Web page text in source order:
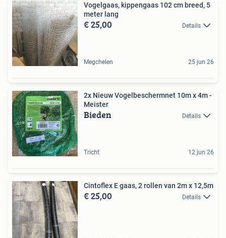
Vogelgaas, kippengaas 102 cm breed, 5
meter lang
€ 25,00 Details
Megchelen 25 jun 26
2x Nieuw Vogelbeschermnet 10m x 4m -
Meister
Bieden Details
Tricht 12 jun 26
Cintoflex E gaas, 2 rollen van 2m x 12,5m
€ 25,00 Details